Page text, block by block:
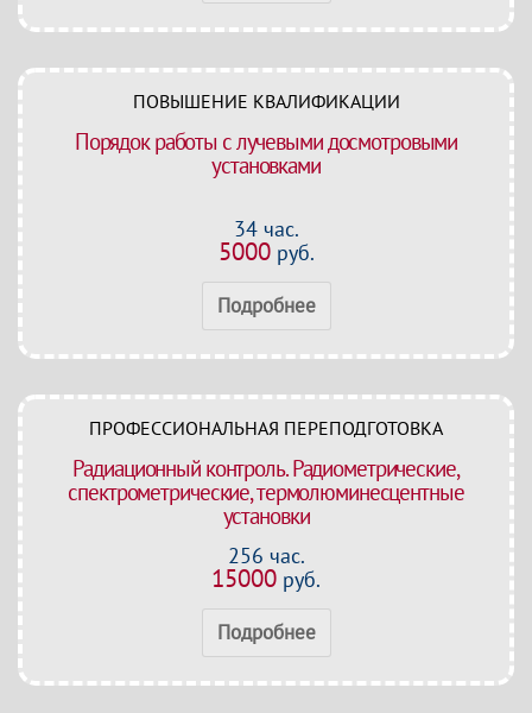
ПОВЫШЕНИЕ КВАЛИФИКАЦИИ
Порядок работы с лучевыми досмотровыми
установками
34 час.
5000руб.
Подробнее
ПРОФЕССИОНАЛЬНАЯ ПЕРЕПОДГОТОВКА
Радиационный контроль. Радиометрические,
спектрометрические, термолюминесцентные
установки
256 час.
15000 руб.
Подробнее